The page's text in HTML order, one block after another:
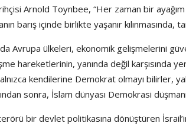
Arnold Toynbee, “Her zaman bir
barış içinde birlikte yaşanır
Avrupa ülkeleri, ekonomik gelişmelerini
hareketlerinin, yanında değil karşısında
kendilerine Demokrat olmayı bilirler,
sonra, İslam dünyası Demokrasi
bir devlet politikasına dönüştüren